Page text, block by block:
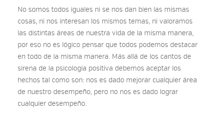
No somos todos iguales ni se nos dan bien las mismas
cosas, ni nos interesan los mismos temas, ni valoramos
las distintas áreas de nuestra vida de la misma manera,
por eso no es lógico pensar que todos podemos destacar
en todo de la misma manera. Más allá de los cantos de
sirena de la psicología positiva debemos aceptar los
hechos tal como son: nos es dado mejorar cualquier área
de nuestro desempeño, pero no nos es dado lograr
cualquier desempeño.